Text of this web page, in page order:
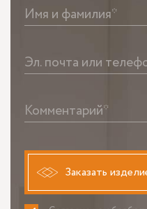
Имя и фамилия*
Эл. почта или
Комментарий*
Заказать